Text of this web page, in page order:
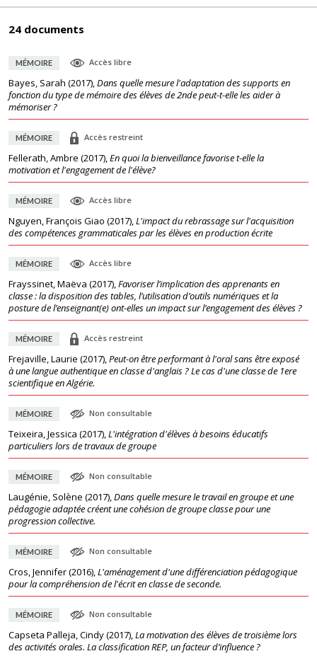
24 documents
MÉMOIRE Accès libre
Bayes, Sarah (2017),Dans quelle mesure l'adaptation des supports en
fonction du type de mémoire des élèves de 2nde peut-t-elle les aider à
mémoriser ?
MÉMOIRE Accès restreint
Fellerath, Ambre (2017),En quoi la bienveillance favorise t-elle la
motivation et l'engagement de l'élève?
MÉMOIRE Accès libre
Nguyen, François Giao (2017),L'impact du rebrassage sur l'acquisition
des compétences grammaticales par les élèves en production écrite
MÉMOIRE Accès libre
Frayssinet, Maëva (2017),Favoriser l’implication des apprenants en
classe : la disposition des tables, l’utilisation d’outils numériques et la
posture de l’enseignant(e) ont-elles un impact sur l’engagement des élèves ?
MÉMOIRE Accès restreint
Frejaville, Laurie (2017),Peut-on être performant à l'oral sans être exposé
à une langue authentique en classe d'anglais ? Le cas d'une classe de 1ere
scientifique en Algérie.
MÉMOIRE Non consultable
Teixeira, Jessica (2017),L'intégration d'élèves à besoins éducatifs
particuliers lors de travaux de groupe
MÉMOIRE Non consultable
Laugénie, Solène (2017),Dans quelle mesure le travail en groupe et une
pédagogie adaptée créent une cohésion de groupe classe pour une
progression collective.
MÉMOIRE Non consultable
Cros, Jennifer(2016),L'aménagement d'une différenciation pédagogique
pour la compréhension de l'écrit en classe de seconde.
MÉMOIRE Non consultable
Capseta Palleja, Cindy(2017),La motivation des élèves de troisième lors
des activités orales. La classification REP, un facteur d’influence ?